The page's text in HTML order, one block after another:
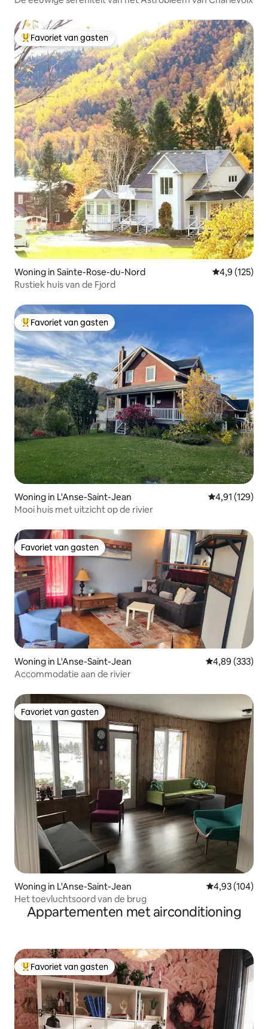
Topfavoriet van gasten
Favoriet van gasten
Woning in Sainte-Rose-du-Nord Gemiddelde
4,9 (125)
Rustiek huis van de Fjord
Topfavoriet van gasten
Favoriet van gasten
Woning in L'Anse-Saint-Jean Gemiddelde
4,91 (129)
Mooi huis met uitzicht op de rivier
Favoriet van gasten
Favoriet van gasten
Woning in L'Anse-Saint-Jean Gemiddelde
4,89 (333)
Accommodatie aan de rivier
Favoriet van gasten
Favoriet van gasten
Woning in L'Anse-Saint-Jean Gemiddelde
4,93 (104)
Het toevluchtsoord van de brug
Appartementen met airconditioning
Topfavoriet van gasten
Favoriet van gasten